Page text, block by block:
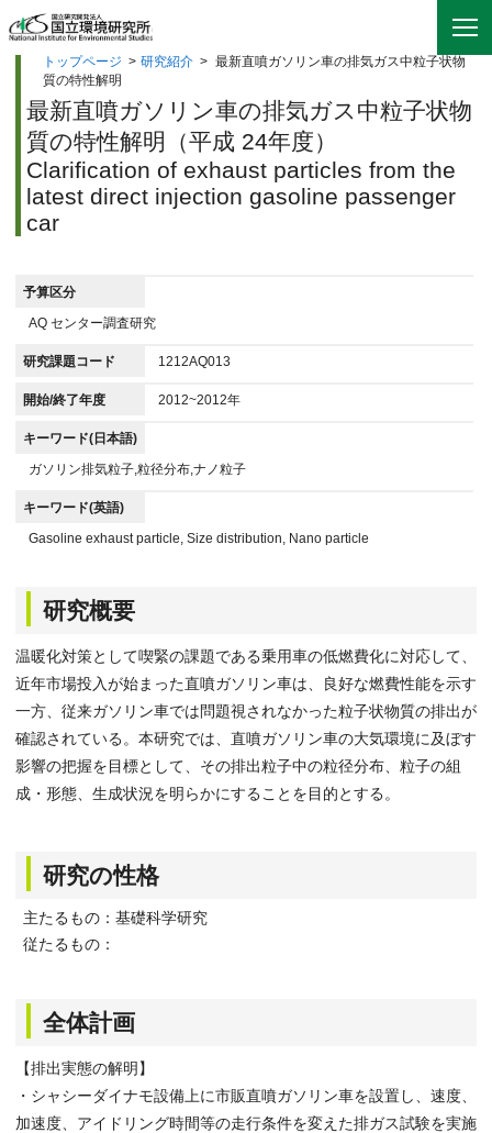
トップページ > 研究紹介 > 最新直噴ガソリン車の排気ガス中粒子状物
質の特性解明
最新直噴ガソリン車の排気ガス中粒子状物
質の特性解明（平成 24年度）
Clarification of exhaust particles from the
latest direct injection gasoline passenger
car
予算区分
AQ センター調査研究
研究課題コード 1212AQ013
開始/終了年度 2012~2012年
キーワード(日本語)
ガソリン排気粒子,粒径分布,ナノ粒子
キーワード(英語)
Gasoline exhaust particle, Size distribution, Nano particle
研究概要
温暖化対策として喫緊の課題である乗用車の低燃費化に対応して、
近年市場投入が始まった直噴ガソリン車は、良好な燃費性能を示す
一方、従来ガソリン車では問題視されなかった粒子状物質の排出が
確認されている。本研究では、直噴ガソリン車の大気環境に及ぼす
影響の把握を目標として、その排出粒子中の粒径分布、粒子の組
成・形態、生成状況を明らかにすることを目的とする。
研究の性格
主たるもの：基礎科学研究
従たるもの：
全体計画
【排出実態の解明】
・シャシーダイナモ設備上に市販直噴ガソリン車を設置し、速度、
加速度、アイドリング時間等の走行条件を変えた排ガス試験を実施